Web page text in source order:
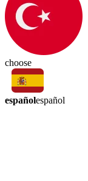
choose
españolespañol